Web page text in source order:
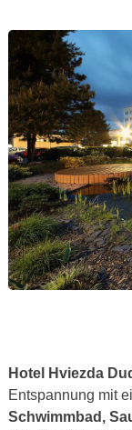
Hotel Hviezda
Entspannung mit
Schwimmbad,